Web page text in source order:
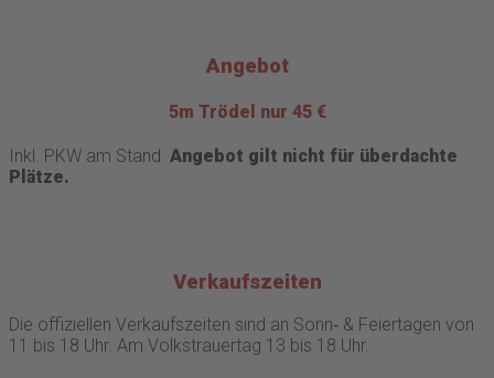
Angebot
5m Trödel nur 45 €
Inkl. PKW am Stand. Angebot gilt nicht für überdachte
Plätze.
Verkaufszeiten
Die offiziellen Verkaufszeiten sind an Sonn‐ & Feiertagen von
11 bis 18 Uhr. Am Volkstrauertag 13 bis 18 Uhr.